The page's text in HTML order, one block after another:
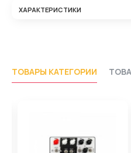
ХАРАКТЕРИСТИКИ
ТОВАРЫ КАТЕГОРИИ